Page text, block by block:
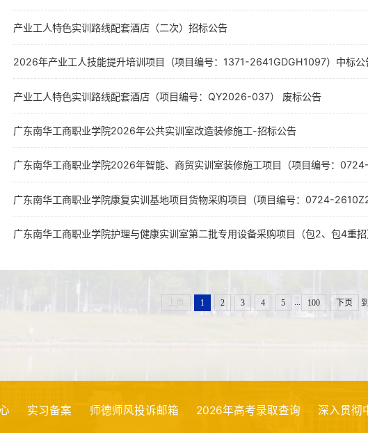
产业工人特色实训路线配套酒店（二次）招标公告
2026年产业工人技能提升培训项目（项目编号：1371-2641GDGH1097）中标公
产业工人特色实训路线配套酒店（项目编号：QY2026-037） 废标公告
广东南华工商职业学院2026年公共实训室改造装修施工-招标公告
广东南华工商职业学院2026年智能、商贸实训室装修施工项目（项目编号：
广东南华工商职业学院康复实训基地项目货物采购项目（项目编号：0724-
上页 1 2 3 4 5 ... 100 下页
实习备案 师德师风投诉邮箱 2026年高考录取查询 深入贯彻中央